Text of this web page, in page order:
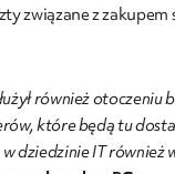
związane z zakupem
również otoczeniu
które będą tu
dziedzinie IT